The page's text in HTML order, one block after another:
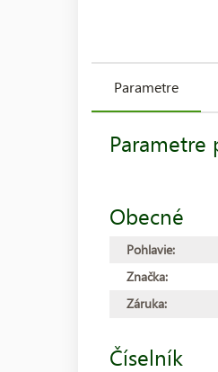
Parametre
Parametre
Obecné
Pohlavie:
Značka:
Záruka:
Číselník